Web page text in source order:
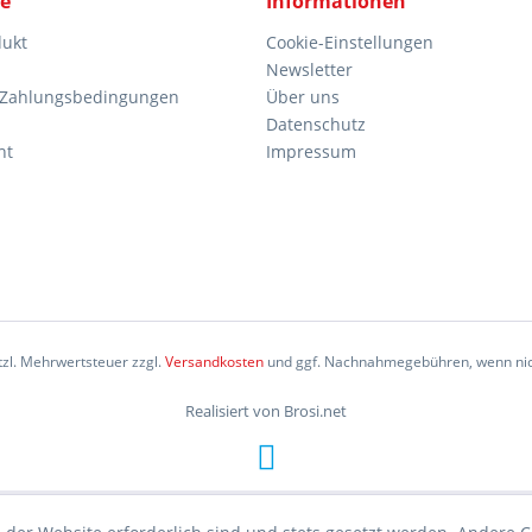
Cookie-Einstellungen
Newsletter
Über uns
Datenschutz
Impressum
Mehrwertsteuer zzgl.Versandkostenund ggf. Nachnahmegebühren, wenn
Realisiert von Brosi.net